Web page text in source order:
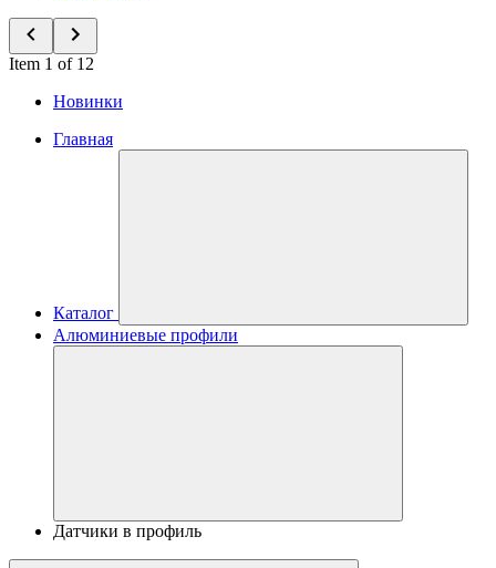
Item 1 of 12
Новинки
Главная
Каталог
Алюминиевые профили
Датчики в профиль